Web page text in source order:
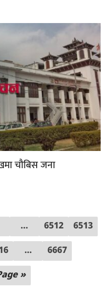
चौबिस जना
… 6512 6513
... 6667
»